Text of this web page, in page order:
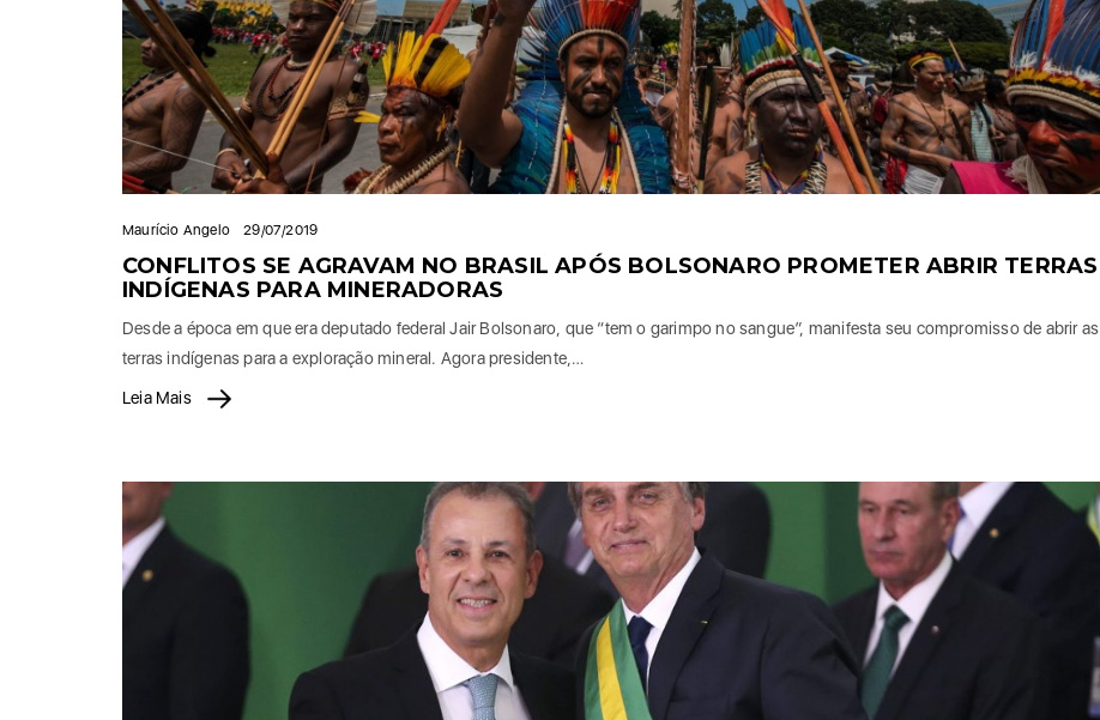
Maurício Angelo 29/07/2019
CONFLITOS SE AGRAVAM NO BRASIL APÓS BOLSONARO PROMETER ABRIR TERRAS
INDÍGENAS PARA MINERADORAS
Desde a época em que era deputado federal Jair Bolsonaro, que “tem o garimpo no sangue”, manifesta seu compromisso de abrir as
terras indígenas para a exploração mineral. Agora presidente,…
Leia Mais